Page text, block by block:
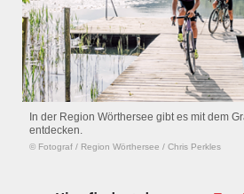
In der Region Wörthersee gibt es mit dem
entdecken.
© Fotograf / Region Wörthersee / Chris Perkles